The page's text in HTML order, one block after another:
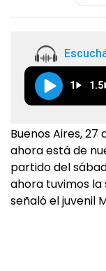
1 1.5
Buenos Aires,
ahora está de
partido del
ahora tuvimos la
señaló el juvenil